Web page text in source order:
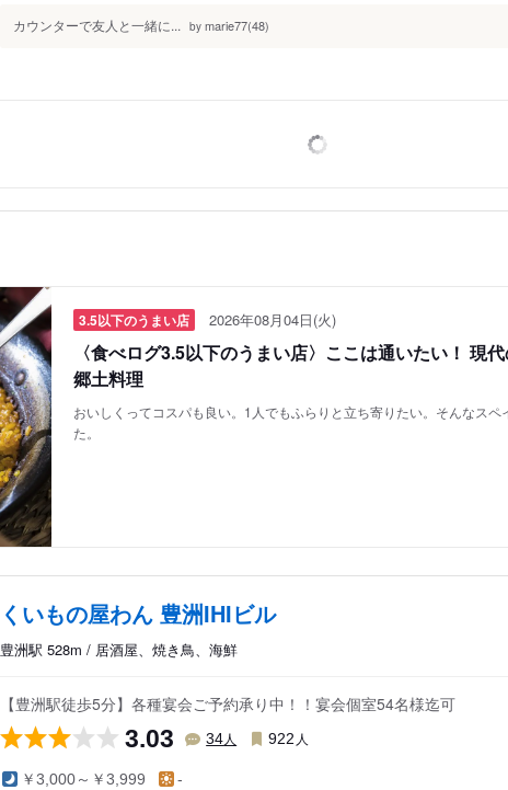
カウンターで友人と一緒に... by marie77(48)
3.5以下のうまい店 2026年08月04日(火)
〈食べログ3.5以下のうまい店〉ここは通いたい！ 現
郷土料理
おいしくってコスパも良い。1人でもふらりと立ち寄りたい。そんなスペ
た。
くいもの屋わん 豊洲IHIビル
豊洲駅 528m / 居酒屋、焼き鳥、海鮮
【豊洲駅徒歩5分】各種宴会ご予約承り中！！宴会個室54名様迄可
3.03 34人 922 人
￥3,000～￥3,999 -